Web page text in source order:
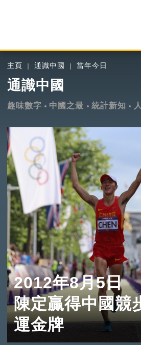
主頁 通識中國 當年今日
通識中國
趣味數字 中國之最 統計新知
2012年8月5日
陳定贏得中國競
運金牌